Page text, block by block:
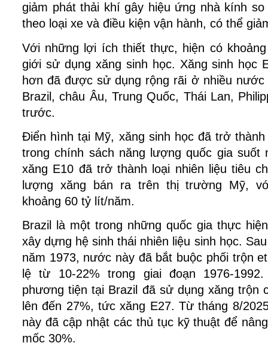
giảm phát thải khí gây hiệu ứng nhà kính
theo loại xe và điều kiện vận hành, có thể
Với những lợi ích thiết thực, hiện có
giới sử dụng xăng sinh học. Xăng sinh học
hơn đã được sử dụng rộng rãi ở nhiều
Brazil, châu Âu, Trung Quốc, Thái Lan,
trước.
Điển hình tại Mỹ, xăng sinh học đã trở
trong chính sách năng lượng quốc gia suốt
xăng E10 đã trở thành loại nhiên liệu tiêu
lượng xăng bán ra trên thị trường Mỹ,
khoảng 60 tỷ lít/năm.
Brazil là một trong những quốc gia thực
xây dựng hệ sinh thái nhiên liệu sinh học.
năm 1973, nước này đã bắt buộc phối trộn
lệ từ 10-22% trong giai đoạn 1976-
phương tiện tại Brazil đã sử dụng xăng trộn
lên đến 27%, tức xăng E27. Từ tháng 8/
này đã cập nhật các thủ tục kỹ thuật để
mốc 30%.